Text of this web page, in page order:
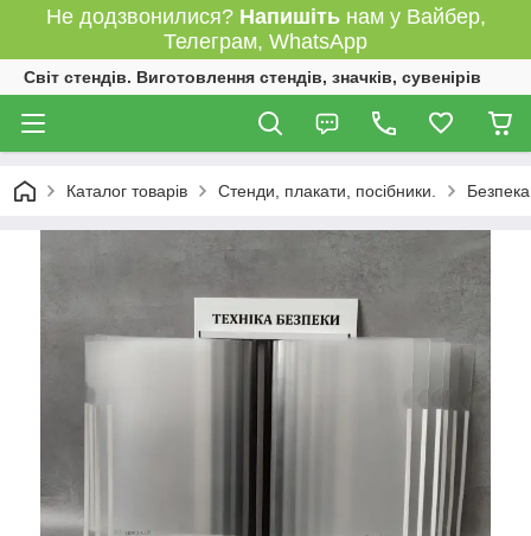
Не додзвонилися? Напишітьнам у Вайбер,
Телеграм, WhatsApp
Світ стендів. Виготовлення стендів, значків, сувенірів
Каталог товарів Стенди, плакати, посібники.